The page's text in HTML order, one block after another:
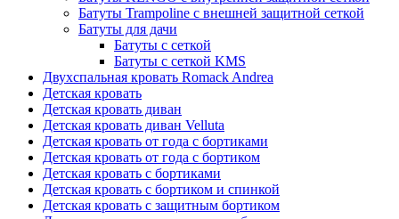
Батуты Trampoline с внешней защитной сеткой
Батуты для дачи
Батуты с сеткой
Батуты с сеткой KMS
Двухспальная кровать Romack Andrea
Детская кровать
Детская кровать диван
Детская кровать диван Velluta
Детская кровать от года с бортиками
Детская кровать от года с бортиком
Детская кровать с бортиками
Детская кровать с бортиком и спинкой
Детская кровать с защитным бортиком